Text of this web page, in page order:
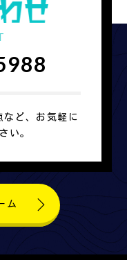
など、お気軽に
い。
ム